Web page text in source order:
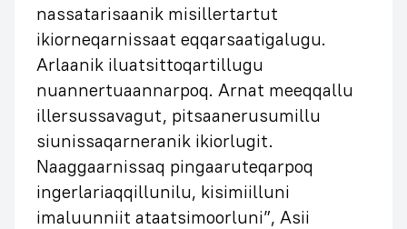
nassatarisaanik misillertartut
ikiorneqarnissaat eqqarsaatigalugu.
Arlaanik iluatsittoqartillugu
nuannertuaannarpoq. Arnat meeqqallu
illersussavagut, pitsaanerusumillu
siunissaqarneranik ikiorlugit.
Naaggaarnissaq pingaaruteqarpoq
ingerlariaqqillunilu, kisimiilluni
imaluunniit ataatsimoorluni”, Asii